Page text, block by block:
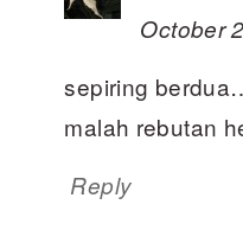
October
sepiring
malah rebutan
Reply